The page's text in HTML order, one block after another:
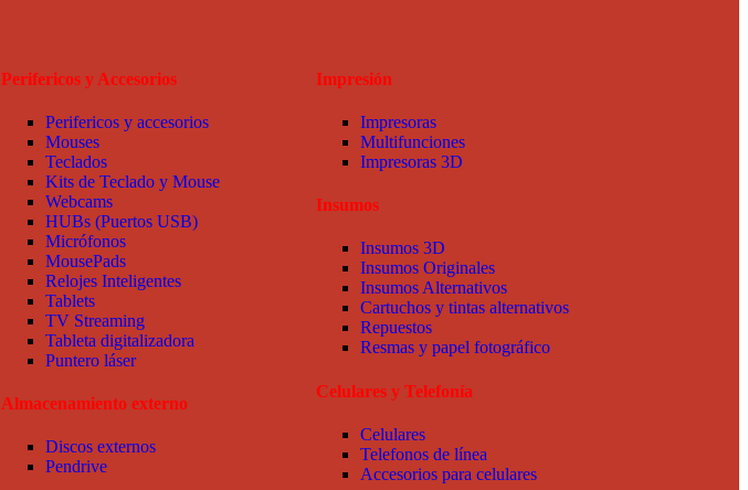
Perifericos y Accesorios
Perifericos y accesorios
Mouses
Teclados
Kits de Teclado y Mouse
Webcams
HUBs (Puertos USB)
Micrófonos
MousePads
Relojes Inteligentes
Tablets
TV Streaming
Tableta digitalizadora
Puntero láser
Almacenamiento externo
Discos externos
Pendrive
Impresión
Impresoras
Multifunciones
Impresoras 3D
Insumos
Insumos 3D
Insumos Originales
Insumos Alternativos
Cartuchos y tintas alternativos
Repuestos
Resmas y papel fotográfico
Celulares y Telefonía
Celulares
Telefonos de línea
Accesorios para celulares